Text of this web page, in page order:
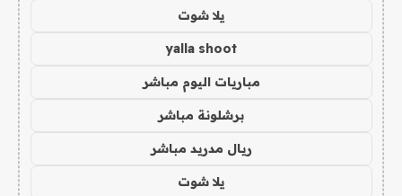
يلا شوت
yalla shoot
مباريات اليوم مباشر
برشلونة مباشر
ريال مدريد مباشر
يلا شوت